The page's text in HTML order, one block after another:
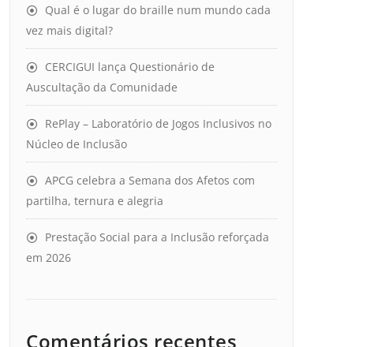
Qual é o lugar do braille num mundo cada
vez mais digital?
CERCIGUI lança Questionário de
Auscultação da Comunidade
RePlay – Laboratório de Jogos Inclusivos no
Núcleo de Inclusão
APCG celebra a Semana dos Afetos com
partilha, ternura e alegria
Prestação Social para a Inclusão reforçada
em 2026
Comentários recentes